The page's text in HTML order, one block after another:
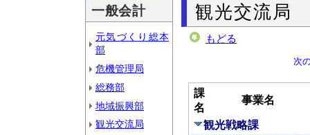
一般会計
元気づくり総本
部
危機管理局
総務部
地域振興部
観光交流局
観光交流局
もどる
次
課
名
事業名
観光戦略課